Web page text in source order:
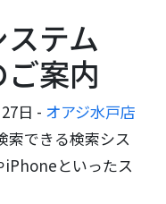
テム
ご案内
日 - オアジ水戸店
索できる検索シス
といったス